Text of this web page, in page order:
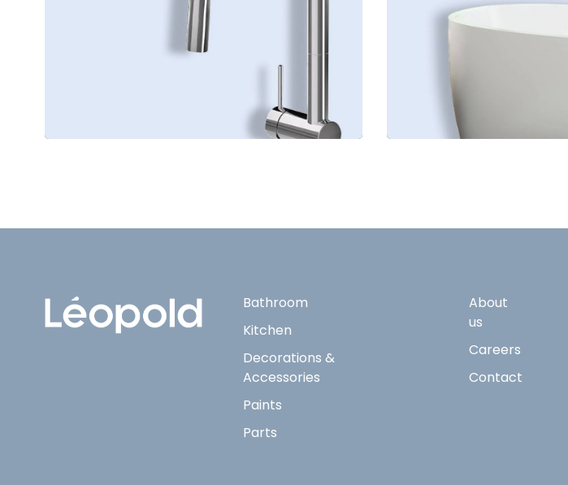
Bathroom
Kitchen
Decorations &
Accessories
Paints
Parts
About
us
Careers
Contact